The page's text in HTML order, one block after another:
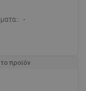
-
προϊόν